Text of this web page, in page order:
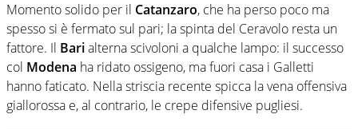
Momento solido per il Catanzaro, che ha perso poco ma
spesso si è fermato sul pari; la spinta del Ceravolo resta un
fattore. Il Barialterna scivoloni a qualche lampo: il successo
col Modena ha ridato ossigeno, ma fuori casa i Galletti
hanno faticato. Nella striscia recente spicca la vena offensiva
giallorossa e, al contrario, le crepe difensive pugliesi.